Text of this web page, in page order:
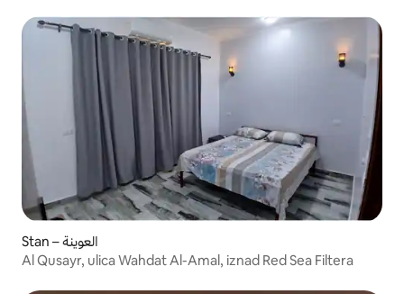
Stan – العوينة
Al Qusayr, ulica Wahdat Al-Amal, iznad Red Sea Filtera